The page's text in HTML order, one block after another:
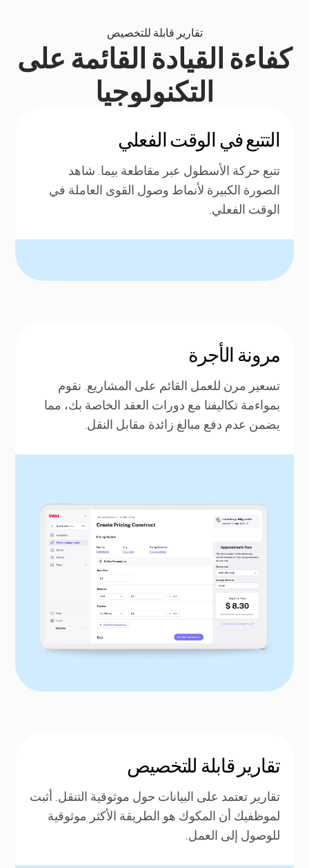
تقارير قابلة للتخصيص
كفاءة القيادة القائمة على
التكنولوجيا
التتبع في الوقت الفعلي
تتبع حركة الأسطول عبر مقاطعة بيما. شاهد
الصورة الكبيرة لأنماط وصول القوى العاملة في
الوقت الفعلي.
مرونة الأجرة
تسعير مرن للعمل القائم على المشاريع. نقوم
بمواءمة تكاليفنا مع دورات العقد الخاصة بك، مما
يضمن عدم دفع مبالغ زائدة مقابل النقل.
تقارير قابلة للتخصيص
تقارير تعتمد على البيانات حول موثوقية التنقل. أثبت
لموظفيك أن المكوك هو الطريقة الأكثر موثوقية
للوصول إلى العمل.